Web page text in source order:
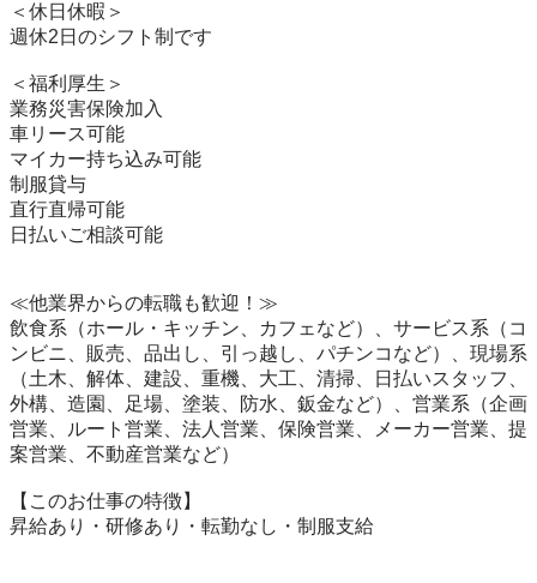
＜休日休暇＞
週休2日のシフト制です
＜福利厚生＞
業務災害保険加入
車リース可能
マイカー持ち込み可能
制服貸与
直行直帰可能
日払いご相談可能
≪他業界からの転職も歓迎！≫
飲食系（ホール・キッチン、カフェなど）、サービス系（コ
ンビニ、販売、品出し、引っ越し、パチンコなど）、現場系
（土木、解体、建設、重機、大工、清掃、日払いスタッフ、
外構、造園、足場、塗装、防水、鈑金など）、営業系（企画
営業、ルート営業、法人営業、保険営業、メーカー営業、提
案営業、不動産営業など）
【このお仕事の特徴】
昇給あり・研修あり・転勤なし・制服支給